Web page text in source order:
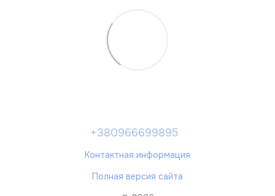
+380966699895
Контактная информация
Полная версия сайта